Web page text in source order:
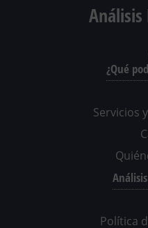
¿Qué
Servicios
Política